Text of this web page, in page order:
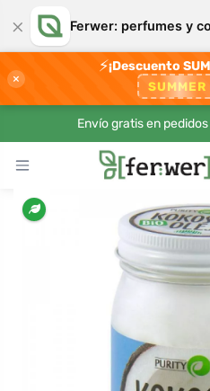
× Ferwer: perfumes y
×
⚡¡Descuento
SUMMER
Envío gratis en